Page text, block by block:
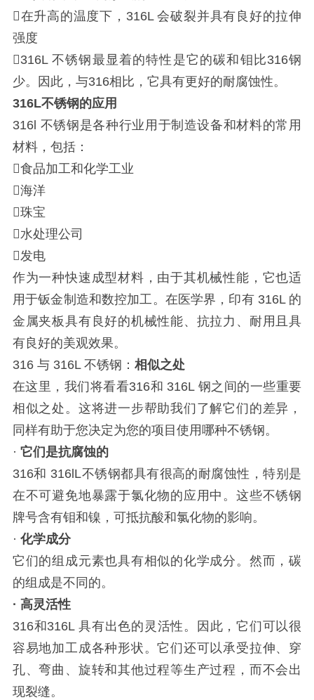
在升高的温度下，316L 会破裂并具有良好的拉伸
强度
316L 不锈钢最显着的特性是它的碳和钼比316钢
少。因此，与316相比，它具有更好的耐腐蚀性。
316L不锈钢的应用
316l 不锈钢是各种行业用于制造设备和材料的常用
材料，包括：
食品加工和化学工业
海洋
珠宝
水处理公司
发电
作为一种快速成型材料，由于其机械性能，它也适
用于钣金制造和数控加工。在医学界，印有 316L 的
金属夹板具有良好的机械性能、抗拉力、耐用且具
有良好的美观效果。
316 与 316L 不锈钢： 相似之处
在这里，我们将看看316和 316L 钢之间的一些重要
相似之处。这将进一步帮助我们了解它们的差异，
同样有助于您决定为您的项目使用哪种不锈钢。
· 它们是抗腐蚀的
316和 316lL不锈钢都具有很高的耐腐蚀性，特别是
在不可避免地暴露于氯化物的应用中。这些不锈钢
牌号含有钼和镍，可抵抗酸和氯化物的影响。
· 化学成分
它们的组成元素也具有相似的化学成分。然而，碳
的组成是不同的。
· 高灵活性
316和316L 具有出色的灵活性。因此，它们可以很
容易地加工成各种形状。它们还可以承受拉伸、穿
孔、弯曲、旋转和其他过程等生产过程，而不会出
现裂缝。